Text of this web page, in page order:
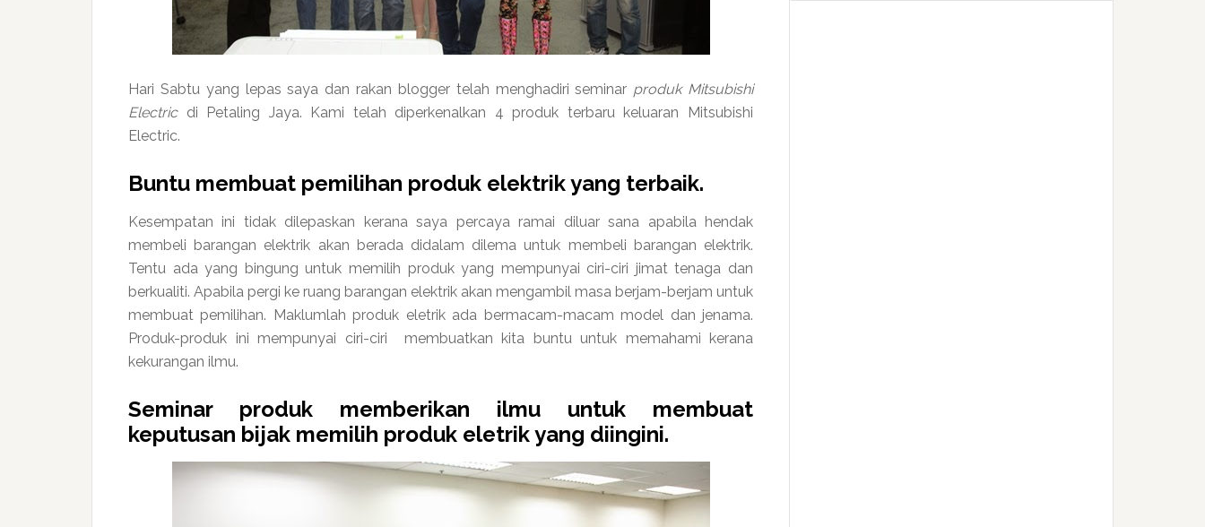
Hari Sabtu yang lepas saya dan rakan blogger telah menghadiri seminar produk Mitsubishi
Electricdi Petaling Jaya. Kami telah diperkenalkan 4 produk terbaru keluaran Mitsubishi
Electric.
Buntu membuat pemilihan produk elektrik yang terbaik.
Kesempatan ini tidak dilepaskan kerana saya percaya ramai diluar sana apabila hendak
membeli barangan elektrik akan berada didalam dilema untuk membeli barangan elektrik.
Tentu ada yang bingung untuk memilih produk yang mempunyai ciri-ciri jimat tenaga dan
berkualiti. Apabila pergi ke ruang barangan elektrik akan mengambil masa berjam-berjam untuk
membuat pemilihan. Maklumlah produk eletrik ada bermacam-macam model dan jenama.
Produk-produk ini mempunyai ciri-ciri membuatkan kita buntu untuk memahami kerana
kekurangan ilmu.
Seminar produk memberikan ilmu untuk membuat
keputusan bijak memilih produk eletrik yang diingini.